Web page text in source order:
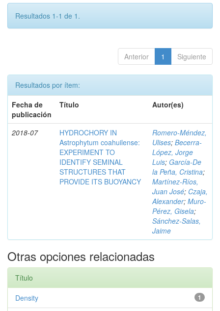
Resultados 1-1 de 1.
Anterior 1 Siguiente
Resultados por ítem:
Fecha de
publicación
Título Autor(es)
2018-07
HYDROCHORY IN
Astrophytum coahuilense:
EXPERIMENT TO
IDENTIFY SEMINAL
STRUCTURES THAT
PROVIDE ITS BUOYANCY
Romero-Méndez,
Ulises; Becerra-
López, Jorge
Luis; García-De
la Peña, Cristina;
Martínez-Ríos,
Juan José; Czaja,
Alexander; Muro-
Pérez, Gisela;
Sánchez-Salas,
Jaime
Otras opciones relacionadas
Título
1
Density